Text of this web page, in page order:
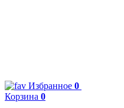
Избранное 0
Корзина 0